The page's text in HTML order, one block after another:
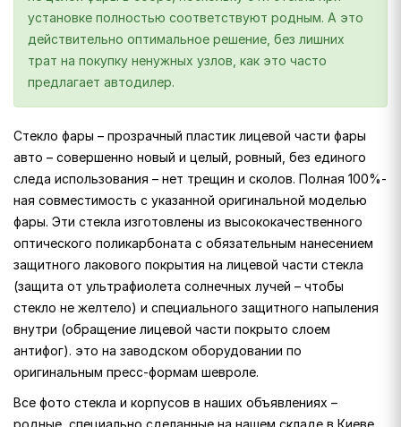
установке полностью соответствуют родным. А это
действительно оптимальное решение, без лишних
трат на покупку ненужных узлов, как это часто
предлагает автодилер.
Стекло фары – прозрачный пластик лицевой части фары
авто – совершенно новый и целый, ровный, без единого
следа использования – нет трещин и сколов. Полная 100%-
ная совместимость с указанной оригинальной моделью
фары. Эти стекла изготовлены из высококачественного
оптического поликарбоната с обязательным нанесением
защитного лакового покрытия на лицевой части стекла
(защита от ультрафиолета солнечных лучей – чтобы
стекло не желтело) и специального защитного напыления
внутри (обращение лицевой части покрыто слоем
антифог). это на заводском оборудовании по
оригинальным пресс-формам шевроле.
Все фото стекла и корпусов в наших объявлениях –